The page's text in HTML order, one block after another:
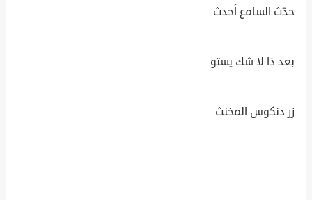
حدَّث السامع أحدث
بعد ذا لا شك يستو
زر دنكوس المخنث